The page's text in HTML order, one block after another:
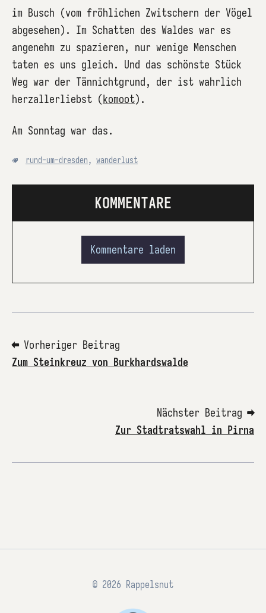
im Busch (vom fröhlichen Zwitschern der Vögel
abgesehen). Im Schatten des Waldes war es
angenehm zu spazieren, nur wenige Menschen
taten es uns gleich. Und das schönste Stück
Weg war der Tännichtgrund, der ist wahrlich
herzallerliebst (komoot).
Am Sonntag war das.
rund-um-dresden, wanderlust
KOMMENTARE
Kommentare laden
⬅ Vorheriger Beitrag
Zum Steinkreuz von Burkhardswalde
Nächster Beitrag ➡
Zur Stadtratswahl in Pirna
© 2026 Rappelsnut